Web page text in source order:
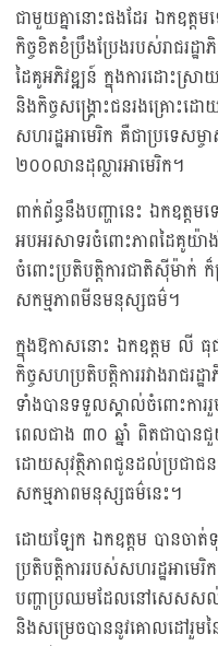
ជាមួយគ្នានោះផងដែរ ឯកឧត្
កិច្ចខិតខំប្រឹងប្រែងរបស់រាជរដ្
ដៃគូអភិវឌ្ឍន៍ ក្នុងការដោះស្
និងកិច្ចសង្រ្គោះជនរងគ្រោះដ
សហរដ្ឋអាមេរិក គឺជាប្រទេស
២០០លានដុល្លារអាមេរិក។
ពាក់ព័ន្ធនឹងបញ្ហានេះ ឯកឧត្តម
អបអរសាទរចំពោះភាពដៃគូយ៉ា
ចំពោះប្រតិបត្តិការជាតិស៊ីម៉ាក់ ក៏
សកម្មភាពមីនមនុស្សធម៌។
ក្នុងឱកាសនោះ ឯកឧត្តម លី ធុ
កិច្ចសហប្រតិបត្តិការរវាងរាជរ
ទាំងបានទទួលស្គាល់ចំពោះកា
ពេលជាង ៣០ ឆ្នាំ ពិតជាបាន
ដោយសុវត្ថិភាពជូនដល់ប្រជាជ
សកម្មភាពមនុស្សធម៌នេះ។
ដោយឡែក ឯកឧត្តម បានចាត់
ប្រតិបត្តិការរបស់សហរដ្ឋអាមេ
បញ្ហាប្រឈមដែលនៅសេសស
និងសម្រេចបាននូវគោលដៅរួមន